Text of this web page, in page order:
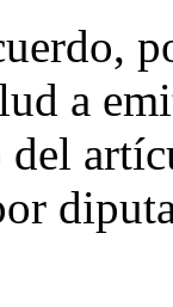
a
del